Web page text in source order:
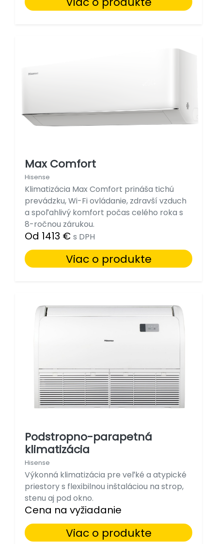
Max Comfort
Hisense
Klimatizácia Max Comfort prináša tichú
prevádzku, Wi-Fi ovládanie, zdravší vzduch
a spoľahlivý komfort počas celého roka s
8-ročnou zárukou.
Od 1413 € s DPH
Viac o produkte
Podstropno-parapetná
klimatizácia
Hisense
Výkonná klimatizácia pre veľké a atypické
priestory s flexibilnou inštaláciou na strop,
stenu aj pod okno.
Cena na vyžiadanie
Viac o produkte